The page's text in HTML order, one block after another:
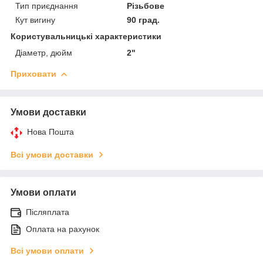
Тип приєднання
Різьбове
Кут вигину
90 град.
Користувальницькі характеристики
Діаметр, дюйм
2"
Приховати
Умови доставки
Нова Пошта
Всі умови доставки
Умови оплати
Післяплата
Оплата на рахунок
Всі умови оплати